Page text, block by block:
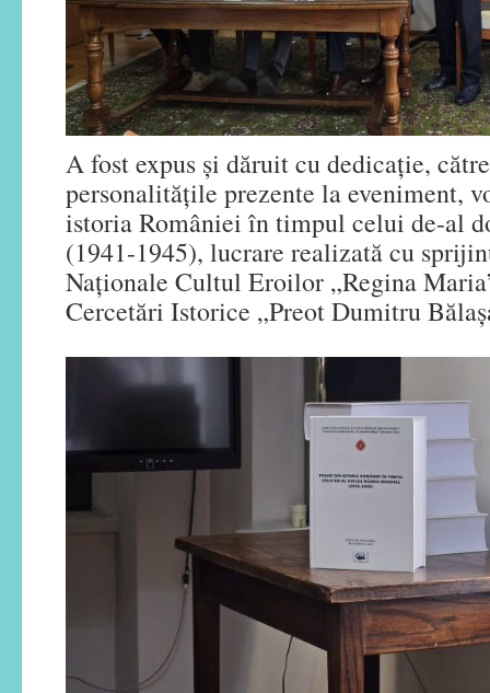
A fost expus și dăruit cu dedicație,
personalitățile prezente la eveniment,
istoria României în timpul celui de-al
(1941-1945), lucrare realizată cu
Naționale Cultul Eroilor „Regina
Cercetări Istorice „Preot Dumitru